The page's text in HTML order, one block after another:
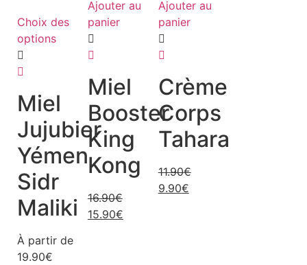
Choix des
options
Miel
Jujubier
Yémen
Sidr
Maliki
À partir de
19.90€
Ajouter au
panier
Miel
Booster
King
Kong
16.90€
15.90€
Ajouter au
panier
Crème
Corps
Tahara
11.90€
9.90€